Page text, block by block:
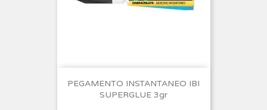
PEGAMENTO INSTANTANEO IBI
SUPERGLUE 3gr